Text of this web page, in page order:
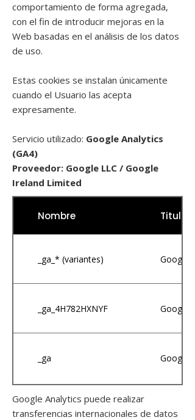
comportamiento de forma agregada,
con el fin de introducir mejoras en la
Web basadas en el análisis de los datos
de uso.
Estas cookies se instalan únicamente
cuando el Usuario las acepta
expresamente.
Servicio utilizado: Google Analytics
(GA4)
Proveedor: Google LLC / Google
Ireland Limited
Nombre Titular
_ga_* (variantes) Google
_ga_4H782HXNYF Google
_ga Google
Google Analytics puede realizar
transferencias internacionales de datos